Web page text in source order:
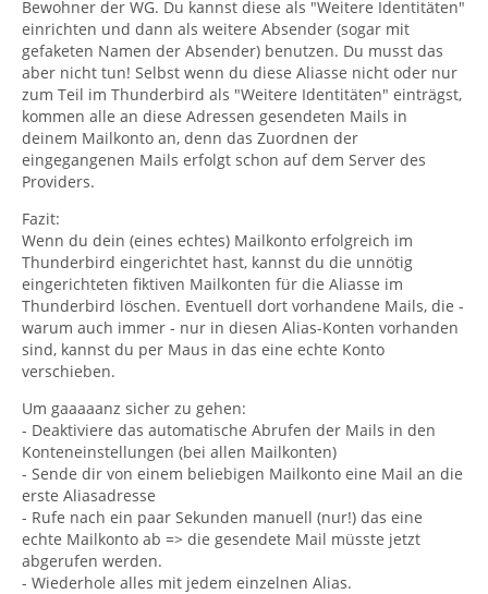
Bewohner der WG. Du kannst diese als "Weitere Identitäten"
einrichten und dann als weitere Absender (sogar mit
gefaketen Namen der Absender) benutzen. Du musst das
aber nicht tun! Selbst wenn du diese Aliasse nicht oder nur
zum Teil im Thunderbird als "Weitere Identitäten" einträgst,
kommen alle an diese Adressen gesendeten Mails in
deinem Mailkonto an, denn das Zuordnen der
eingegangenen Mails erfolgt schon auf dem Server des
Providers.
Fazit:
Wenn du dein (eines echtes) Mailkonto erfolgreich im
Thunderbird eingerichtet hast, kannst du die unnötig
eingerichteten fiktiven Mailkonten für die Aliasse im
Thunderbird löschen. Eventuell dort vorhandene Mails, die -
warum auch immer - nur in diesen Alias-Konten vorhanden
sind, kannst du per Maus in das eine echte Konto
verschieben.
Um gaaaaanz sicher zu gehen:
- Deaktiviere das automatische Abrufen der Mails in den
Konteneinstellungen (bei allen Mailkonten)
- Sende dir von einem beliebigen Mailkonto eine Mail an die
erste Aliasadresse
- Rufe nach ein paar Sekunden manuell (nur!) das eine
echte Mailkonto ab => die gesendete Mail müsste jetzt
abgerufen werden.
- Wiederhole alles mit jedem einzelnen Alias.